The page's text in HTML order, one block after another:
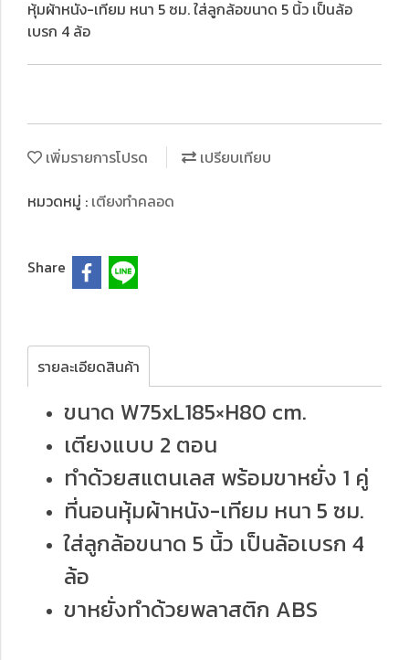
หุ้มผ้าหนัง-เทียม หนา 5 ซม. ใส่ลูกล้อขนาด 5 นิ้ว เป็นล้อ
เบรก 4 ล้อ
เพิ่มรายการโปรด
เปรียบเทียบ
หมวดหมู่ : เตียงทำคลอด
Share
รายละเอียดสินค้า
ขนาด W75xL185×H80 cm.
เตียงแบบ 2 ตอน
ทำด้วยสแตนเลส พร้อมขาหยั่ง 1 คู่
ที่นอนหุ้มผ้าหนัง-เทียม หนา 5 ซม.
ใส่ลูกล้อขนาด 5 นิ้ว เป็นล้อเบรก 4
ล้อ
ขาหยั่งทำด้วยพลาสติก ABS